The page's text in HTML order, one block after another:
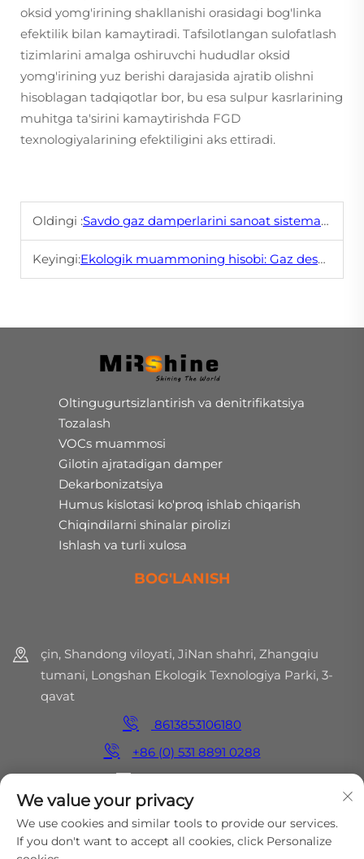
oksid yomg'irining shakllanishi orasidagi bog'linka
efektilik bilan kamaytiradi. Tafsilotlangan sulofatlash
tizimlarini amalga oshiruvchi hududlar oksid
yomg'irining yuz berishi darajasida ajratib olishni
hisoblagan tadqiqotlar bor, bu esa sulpur kasrlarining
muhitga ta'sirini kamaytirishda FGD
texnologiyalarining efektiligini aks ettiradi.
Oldingi :Savdo gaz damperlarini sanoat sistemalarda o'rnatishning xususiyligi va qulayligi
Keyingi:Ekologik muammoning hisobi: Gaz desulʻfuratsiyasi va qaramatallik orasidagi muvofiqlik
Oltingugurtsizlantirish va denitrifikatsiya
Tozalash
VOCs muammosi
Gilotin ajratadigan damper
Dekarbonizatsiya
Humus kislotasi ko'proq ishlab chiqarish
Chiqindilarni shinalar pirolizi
Ishlash va turli xulosa
BOG'LANISH
çin, Shandong viloyati, JiNan shahri, Zhangqiu
tumani, Longshan Ekologik Texnologiya Parki, 3-
qavat
8613853106180
+86 (0) 531 8891 0288
[email protected]
Huquqlar hammasi saqlangan © 2025 MirShine
We value your privacy
We use cookies and similar tools to provide our services.
If you don't want to accept all cookies, click Personalize